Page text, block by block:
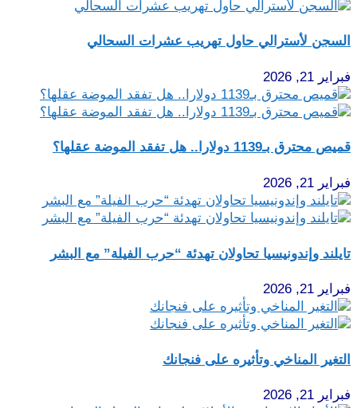
السجن لأسترالي حاول تهريب عشرات السحالي
فبراير 21, 2026
قميص محترق بـ1139 دولارا.. هل تفقد الموضة عقلها؟
فبراير 21, 2026
تايلند وإندونيسيا تحاولان تهدئة “حرب الفيلة” مع البشر
فبراير 21, 2026
التغير المناخي وتأثيره على فنجانك
فبراير 21, 2026